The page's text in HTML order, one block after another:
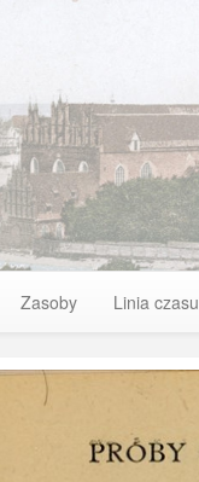
Zasoby Linia czasu